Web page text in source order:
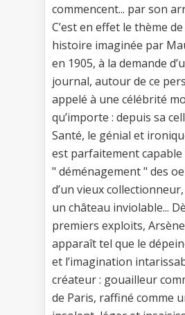
commencent... par son
C’est en effet le thème
histoire imaginée par
en 1905, à la demande
journal, autour de ce
appelé à une célébrité
qu’importe : depuis sa
Santé, le génial et
est parfaitement capable
" déménagement " des
d’un vieux
un château inviolable...
premiers exploits,
apparaît tel que le
et l’imagination
créateur : gouailleur
de Paris, raffiné comme